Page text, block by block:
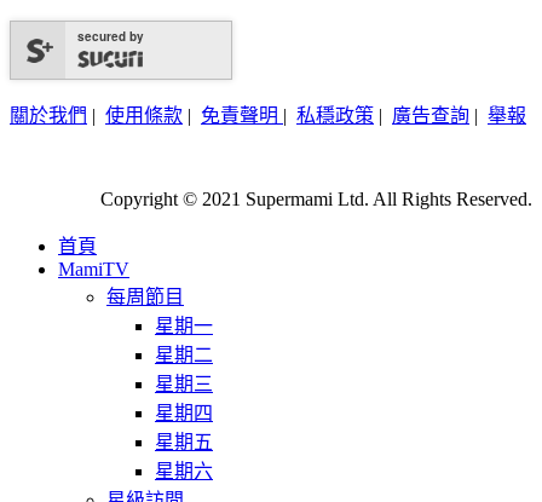
secured by
關於我們 | 使用條款 | 免責聲明 | 私穩政策 | 廣告查詢 | 舉報
Copyright © 2021 Supermami Ltd. All Rights Reserved.
首頁
MamiTV
每周節目
星期一
星期二
星期三
星期四
星期五
星期六